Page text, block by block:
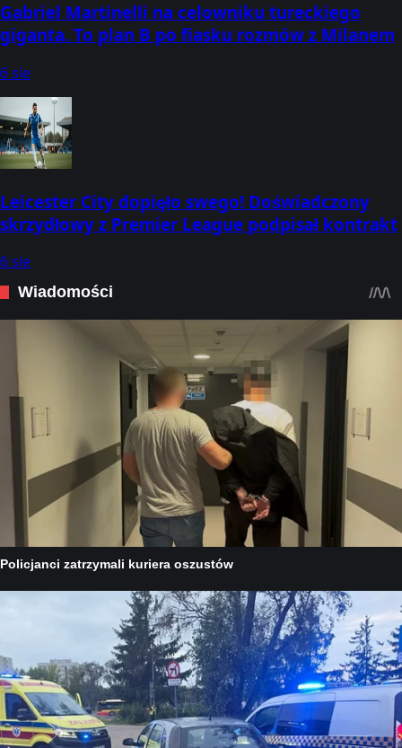
Gabriel Martinelli na celowniku tureckiego
giganta. To plan B po fiasku rozmów z Milanem
6 sie
Leicester City dopięło swego! Doświadczony
skrzydłowy z Premier League podpisał kontrakt
6 sie